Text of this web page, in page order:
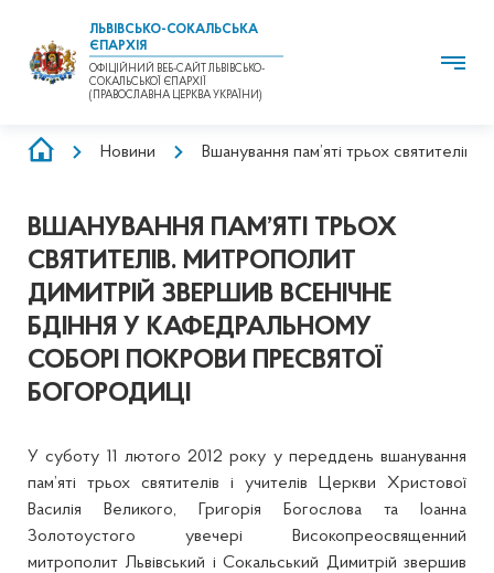
ЛЬВІВСЬКО-СОКАЛЬСЬКА
ЄПАРХІЯ
ОФІЦІЙНИЙ ВЕБ-САЙТ ЛЬВІВСЬКО-
СОКАЛЬСЬКОЇ ЄПАРХІЇ
(ПРАВОСЛАВНА ЦЕРКВА УКРАЇНИ)
РЯДОК
Новини Вшанування пам’яті трьох
ВШАНУВАННЯ ПАМ’ЯТІ ТРЬОХ
СВЯТИТЕЛІВ. МИТРОПОЛИТ
ДИМИТРІЙ ЗВЕРШИВ ВСЕНІЧНЕ
БДІННЯ У КАФЕДРАЛЬНОМУ
СОБОРІ ПОКРОВИ ПРЕСВЯТОЇ
БОГОРОДИЦІ
У суботу 11 лютого 2012 року у переддень вшанування
пам’яті трьох святителів і учителів Церкви Христової
Василія Великого, Григорія Богослова та Іоанна
Золотоустого увечері Високопреосвященний
митрополит Львівський і Сокальський Димитрій звершив